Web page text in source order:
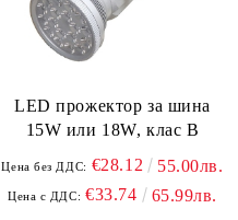
LED прожектор за шина
15W или 18W, клас B
Цена без ДДС: €28.12 55.00лв.
Цена с ДДС: €33.74 65.99лв.